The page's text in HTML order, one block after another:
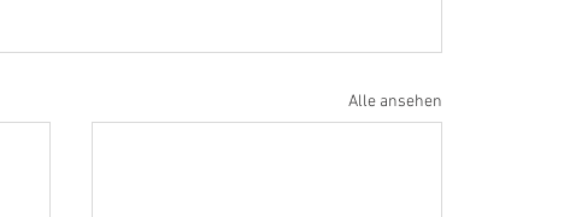
Alle ansehen